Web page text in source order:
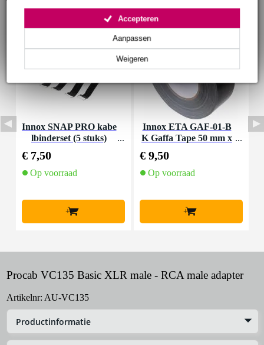
Weigeren
Aanpassen
Accepteren
Innox SNAP PRO kabe
lbinderset (5 stuks)
€ 7,50
Op voorraad
+
Innox ETA GAF-01-B
K Gaffa Tape 50 mm x
€ 9,50
Op voorraad
+
Procab VC135 Basic XLR male - RCA male adapter
Artikelnr: AU-VC135
Productinformatie